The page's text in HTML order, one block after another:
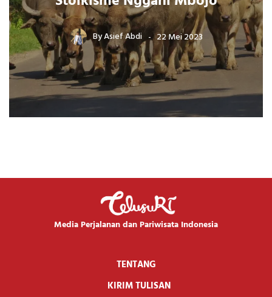
ByAsief Abdi 22 Mei 2023
Media Perjalanan dan Pariwisata Indonesia
TENTANG
KIRIM TULISAN